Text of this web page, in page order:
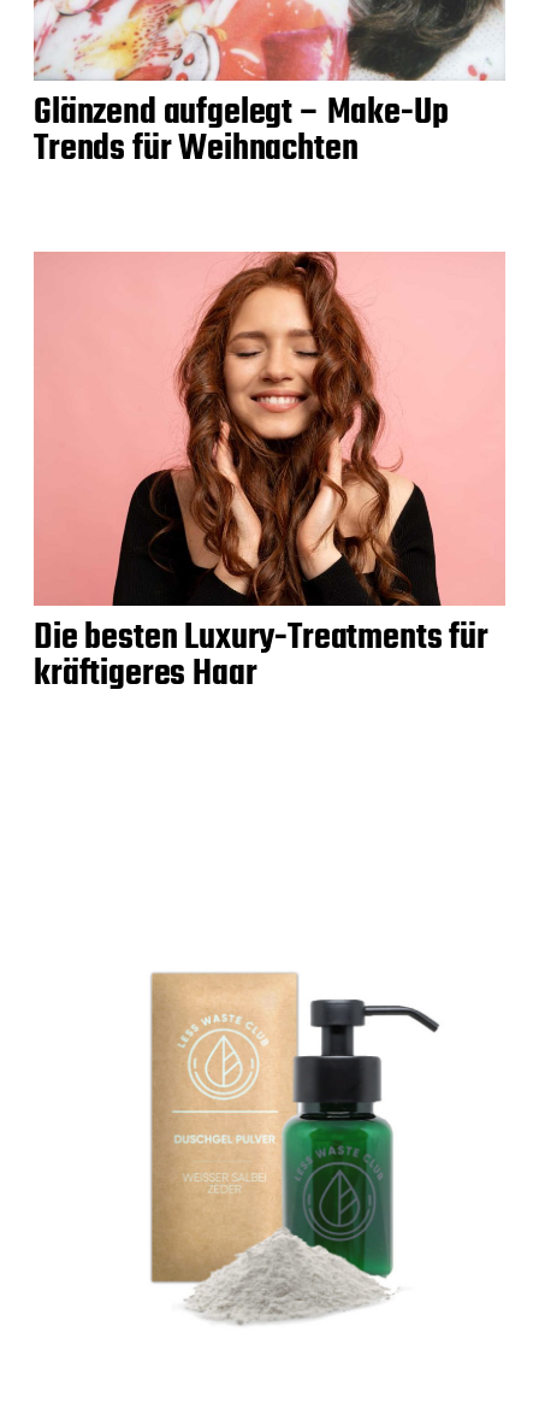
Glänzend aufgelegt – Make-Up
Trends für Weihnachten
Die besten Luxury-Treatments für
kräftigeres Haar